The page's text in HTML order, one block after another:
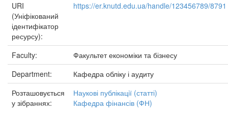
URI
(Уніфікований
ідентифікатор
ресурсу):
https://er.knutd.edu.ua/handle/123456789/8791
Faculty:
Факультет економіки та бізнесу
Department:
Кафедра обліку і аудиту
Розташовується
у зібраннях:
Наукові публікації (статті)
Кафедра фінансів (ФН)